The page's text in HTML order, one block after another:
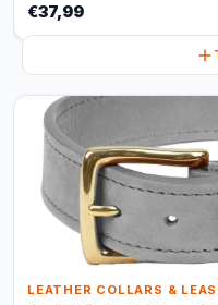
€37,99
LEATHER COLLARS &